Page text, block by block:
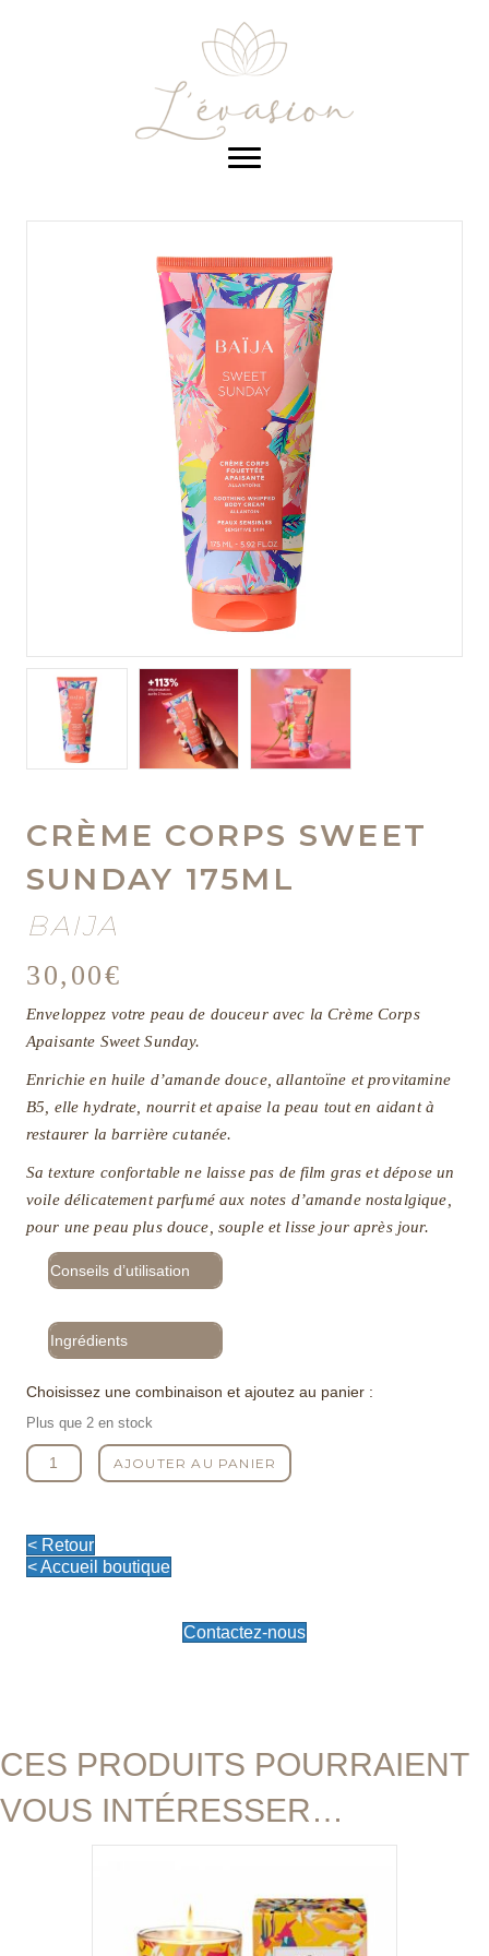
CRÈME CORPS SWEET
SUNDAY 175ML
BAIJA
30,00€
Enveloppez votre peau de douceur avec la Crème Corps
Apaisante Sweet Sunday.
Enrichie en huile d’amande douce, allantoïne et provitamine
B5, elle hydrate, nourrit et apaise la peau tout en aidant à
restaurer la barrière cutanée.
Sa texture confortable ne laisse pas de film gras et dépose un
voile délicatement parfumé aux notes d’amande nostalgique,
pour une peau plus douce, souple et lisse jour après jour.
Conseils d’utilisation
Ingrédients
Choisissez une combinaison et ajoutez au panier :
Plus que 2 en stock
quantité
de
Sweet
Sunday
AJOUTER AU PANIER
< Retour
< Accueil boutique
Contactez-nous
CES PRODUITS POURRAIENT
VOUS INTÉRESSER…